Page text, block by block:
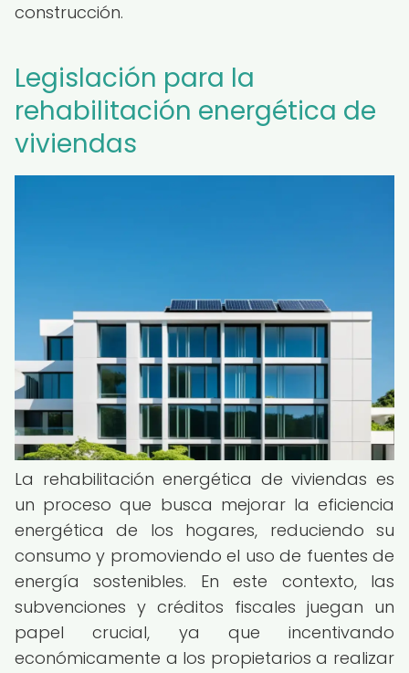
construcción.
Legislación para la
rehabilitación energética de
viviendas
La rehabilitación energética de viviendas es
un proceso que busca mejorar la eficiencia
energética de los hogares, reduciendo su
consumo y promoviendo el uso de fuentes de
energía sostenibles. En este contexto, las
subvenciones y créditos fiscales juegan un
papel crucial, ya que incentivando
económicamente a los propietarios a realizar